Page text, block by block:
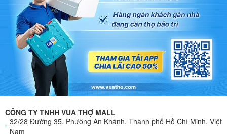
CÔNG TY TNHH VUA THỢ MALL
32/28 Đường 35, Phường An Khánh, Thành phố Hồ Chí Minh, Việt
Nam